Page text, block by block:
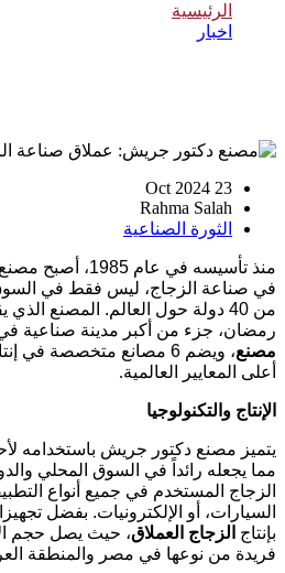
الرئيسية
اخبار
23 Oct 2024
Rahma Salah
الثورة الصناعية
منذ تأسيسه في عام
في صناعة الزجاج، ليس فقط في
من 40 دولة حول العالم. المصنع
رمضان، جزء من أكبر مدينة صناعية
مصنع
، ويضم 6 مصانع متخصصة في
أعلى المعايير العالمية.
الإنتاج والتكنولوجيا
يتميز مصنع دكتور جريش باستخدامه
مما يجعله رائداً في السوق المحلي
الزجاج المستخدم في جميع أنواع
السيارات، أو الإلكترونيات. بفضل
بإنتاج الزجاج العملاق
فريدة من نوعها في مصر والمنطقة